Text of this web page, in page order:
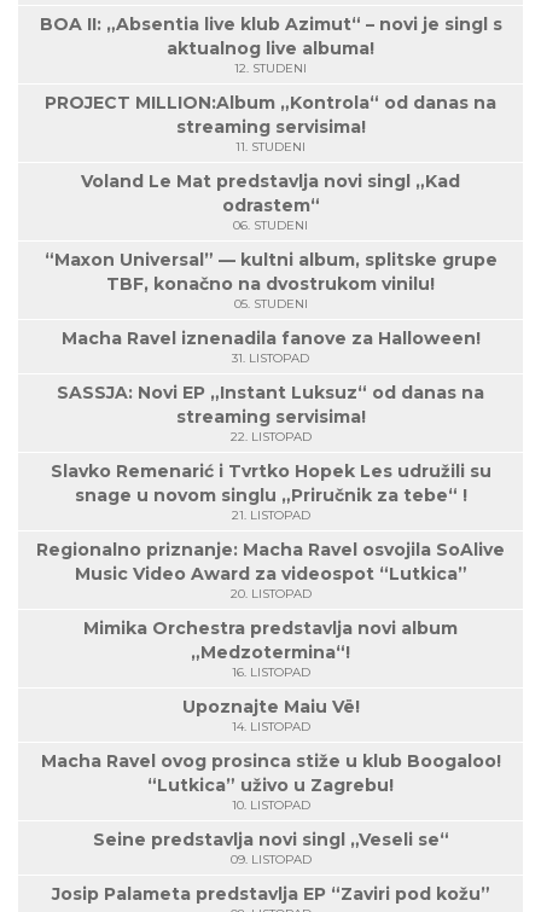
BOA II: „Absentia live klub Azimut“ – novi je singl s
aktualnog live albuma!
12. STUDENI
PROJECT MILLION:Album „Kontrola“ od danas na
streaming servisima!
11. STUDENI
Voland Le Mat predstavlja novi singl „Kad
odrastem“
06. STUDENI
“Maxon Universal” — kultni album, splitske grupe
TBF, konačno na dvostrukom vinilu!
05. STUDENI
Macha Ravel iznenadila fanove za Halloween!
31. LISTOPAD
SASSJA: Novi EP „Instant Luksuz“ od danas na
streaming servisima!
22. LISTOPAD
Slavko Remenarić i Tvrtko Hopek Les udružili su
snage u novom singlu „Priručnik za tebe“ !
21. LISTOPAD
Regionalno priznanje: Macha Ravel osvojila SoAlive
Music Video Award za videospot “Lutkica”
20. LISTOPAD
Mimika Orchestra predstavlja novi album
„Medzotermina“!
16. LISTOPAD
Upoznajte Maiu Vë!
14. LISTOPAD
Macha Ravel ovog prosinca stiže u klub Boogaloo!
“Lutkica” uživo u Zagrebu!
10. LISTOPAD
Seine predstavlja novi singl „Veseli se“
09. LISTOPAD
Josip Palameta predstavlja EP “Zaviri pod kožu”